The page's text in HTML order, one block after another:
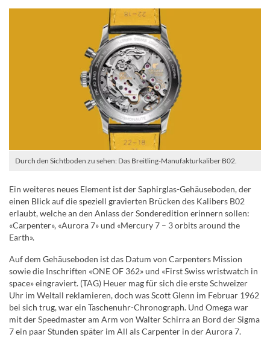
Durch den Sichtboden zu sehen: Das Breitling-Manufakturkaliber B02.
Ein weiteres neues Element ist der Saphirglas-Gehäuseboden, der
einen Blick auf die speziell gravierten Brücken des Kalibers B02
erlaubt, welche an den Anlass der Sonderedition erinnern sollen:
«Carpenter», «Aurora 7» und «Mercury 7 – 3 orbits around the
Earth».
Auf dem Gehäuseboden ist das Datum von Carpenters Mission
sowie die Inschriften «ONE OF 362» und «First Swiss wristwatch in
space» eingraviert. (TAG) Heuer mag für sich die erste Schweizer
Uhr im Weltall reklamieren, doch was Scott Glenn im Februar 1962
bei sich trug, war ein Taschenuhr-Chronograph. Und Omega war
mit der Speedmaster am Arm von Walter Schirra an Bord der Sigma
7 ein paar Stunden später im All als Carpenter in der Aurora 7.